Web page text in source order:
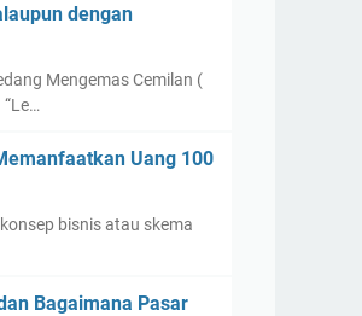
dengan
Mengemas Cemilan (
Uang 100
bisnis atau skema
Bagaimana Pasar